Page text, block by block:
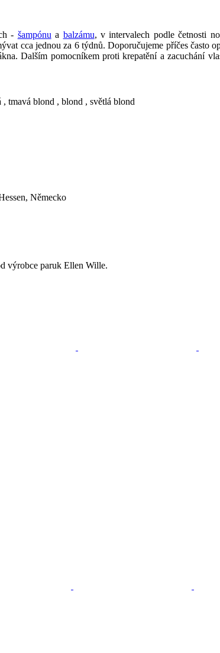
- šampónu a balzámu, v intervalech podle četnosti
cca jednou za 6 týdnů. Doporučujeme příčes často
Dalším pomocníkem proti krepatění a zacuchání
, tmavá blond , blond , světlá blond
Německo
výrobce paruk Ellen Wille.